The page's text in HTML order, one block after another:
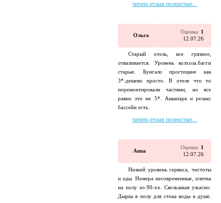
читать отзыв полностью...
Ольга
Оценка: 1
12.07.26
Старый отель, все грязное,
отваливается. Уровень колхоза.багги
старые. Бунгало простецкие как
3*.дешево просто. В отеле что то
поремонтировали частями, но все
равно это не 5*. Аквапарк и релакс
бассейн есть.
читать отзыв полностью...
Anna
Оценка: 1
12.07.26
Низкий уровень сервиса, чистоты
и еды. Номера несовременные, плитка
на полу из 90-хх. Скользакая ужасно.
Дырка в полу для стока воды в душе.